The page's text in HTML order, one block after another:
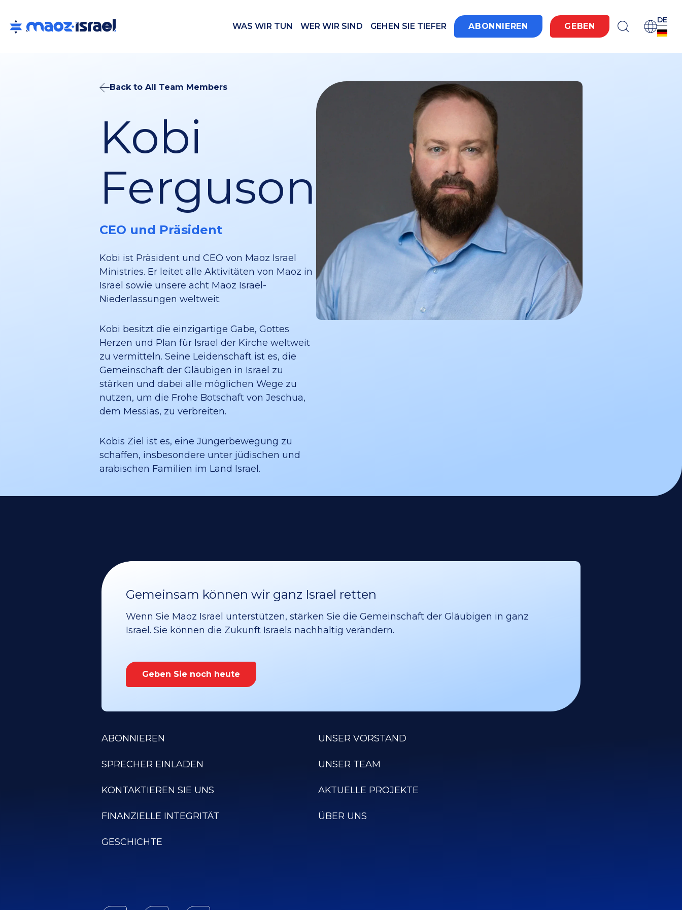
WAS WIR TUN WER WIR SIND GEHEN SIE TIEFER ABONNIEREN GEBEN
DE
Back to All Team Members
Kobi
Ferguson
CEO und Präsident
Kobi ist Präsident und CEO von Maoz Israel
Ministries. Er leitet alle Aktivitäten von Maoz in
Israel sowie unsere acht Maoz Israel-
Niederlassungen weltweit.
Kobi besitzt die einzigartige Gabe, Gottes
Herzen und Plan für Israel der Kirche weltweit
zu vermitteln. Seine Leidenschaft ist es, die
Gemeinschaft der Gläubigen in Israel zu
stärken und dabei alle möglichen Wege zu
nutzen, um die Frohe Botschaft von Jeschua,
dem Messias, zu verbreiten.
Kobis Ziel ist es, eine Jüngerbewegung zu
schaffen, insbesondere unter jüdischen und
arabischen Familien im Land Israel.
Gemeinsam können wir ganz Israel retten
Wenn Sie Maoz Israel unterstützen, stärken Sie die Gemeinschaft der Gläubigen in ganz
Israel. Sie können die Zukunft Israels nachhaltig verändern.
Geben Sie noch heute
ABONNIEREN
SPRECHER EINLADEN
KONTAKTIEREN SIE UNS
FINANZIELLE INTEGRITÄT
GESCHICHTE
UNSER VORSTAND
UNSER TEAM
AKTUELLE PROJEKTE
ÜBER UNS